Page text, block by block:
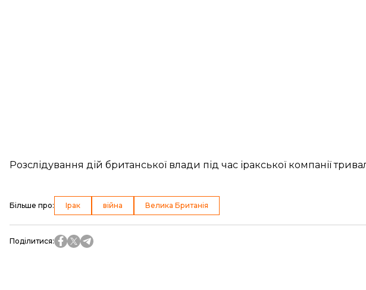
Розслідування дій британської влади під час іракської компанії
Більше про: Ірак війна Велика Британія
Поділитися: